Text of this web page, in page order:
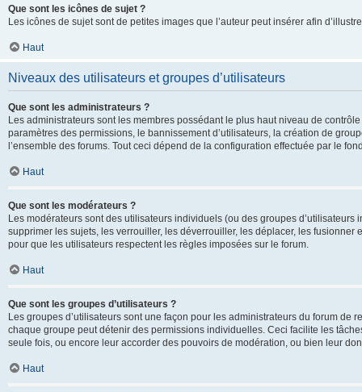
Que sont les icônes de sujet ?
Les icônes de sujet sont de petites images que l’auteur peut insérer afin
Haut
Niveaux des utilisateurs et groupes d’utilisateurs
Que sont les administrateurs ?
Les administrateurs sont les membres possédant le plus haut niveau de
paramètres des permissions, le bannissement d’utilisateurs, la création de
l’ensemble des forums. Tout ceci dépend de la configuration effectuée par le
Haut
Que sont les modérateurs ?
Les modérateurs sont des utilisateurs individuels (ou des groupes
supprimer les sujets, les verrouiller, les déverrouiller, les déplacer, les
pour que les utilisateurs respectent les règles imposées sur le forum.
Haut
Que sont les groupes d’utilisateurs ?
Les groupes d’utilisateurs sont une façon pour les administrateurs du forum
chaque groupe peut détenir des permissions individuelles. Ceci facilite les
seule fois, ou encore leur accorder des pouvoirs de modération, ou bien leur
Haut